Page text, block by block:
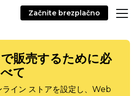
Začnite brezplačno
販売するために必
て
ライン ストアを設定し、Web